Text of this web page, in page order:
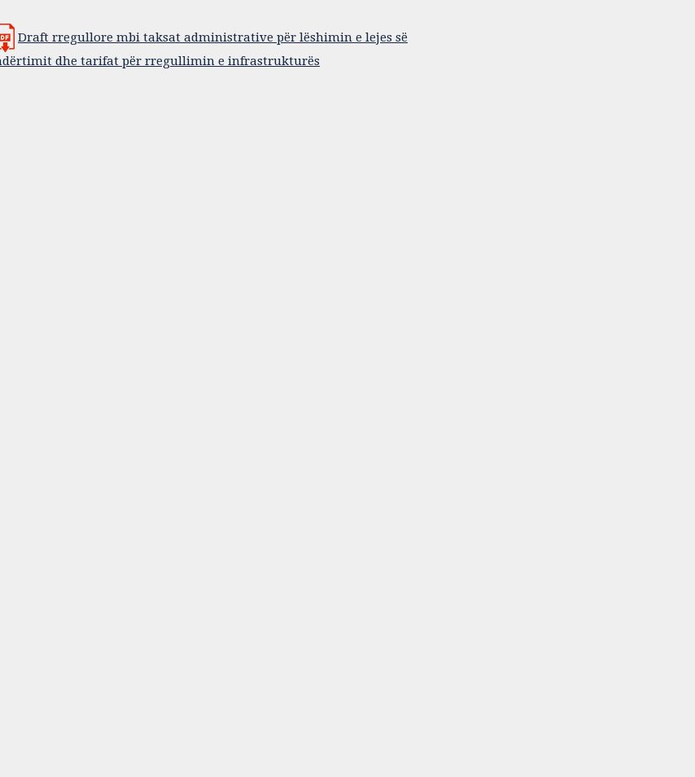
Draft rregullore mbi taksat administrative për lëshimin e lejes së
dhe tarifat për rregullimin e infrastrukturës